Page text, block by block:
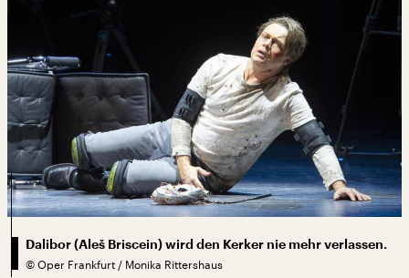
Dalibor (Aleš Briscein) wird den Kerker nie mehr verlassen.
© Oper Frankfurt / Monika Rittershaus